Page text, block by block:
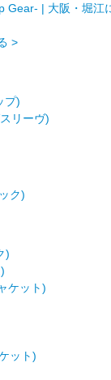
>
プ)
リーヴ)
ク)
)
ケット)
ット)